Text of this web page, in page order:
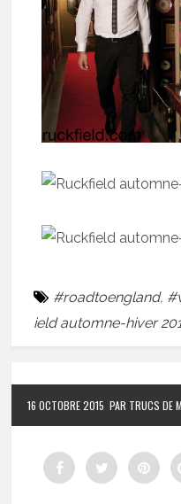
#roadtoengland,
ield automne-hiver
16 OCTOBRE 2015 PAR TRUCS DE